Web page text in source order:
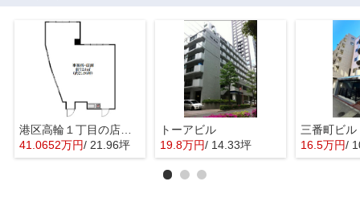
港区高輪１丁目の店舗事務所
41.0652万円/ 21.96坪
トーアビル
19.8万円/ 14.33坪
三番町ビル
16.5万円/